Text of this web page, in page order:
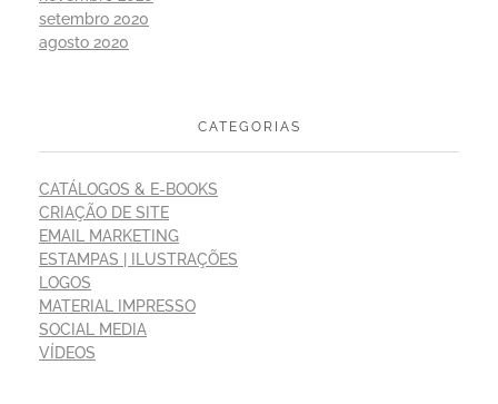
setembro 2020
agosto 2020
CATEGORIAS
CATÁLOGOS & E-BOOKS
CRIAÇÃO DE SITE
EMAIL MARKETING
ESTAMPAS | ILUSTRAÇÕES
LOGOS
MATERIAL IMPRESSO
SOCIAL MEDIA
VÍDEOS